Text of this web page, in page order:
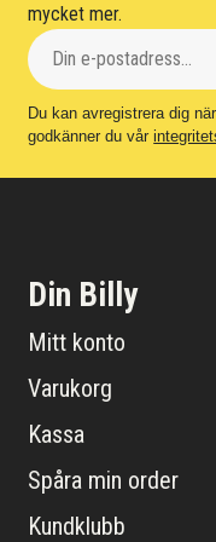
mycket mer.
Du kan avregistrera dig
godkänner du vår
Din Billy
Mitt konto
Varukorg
Kassa
Spåra min order
Kundklubb